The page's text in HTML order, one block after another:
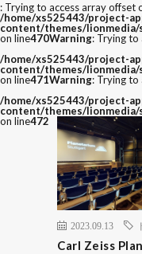
: Trying to access array offset
/home/xs525443/project-
content/themes/lionmedia/
on line470Warning: Trying to
/home/xs525443/project-
content/themes/lionmedia/
on line471Warning: Trying to
/home/xs525443/project-
content/themes/lionmedia/
on line472
2023.09.13
Carl Zeiss